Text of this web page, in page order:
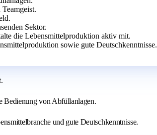
Sektor.
die Lebensmittelproduktion aktiv mit.
sowie gute Deutschkenntnisse.
Bedienung von Abfüllanlagen.
und gute Deutschkenntnisse.